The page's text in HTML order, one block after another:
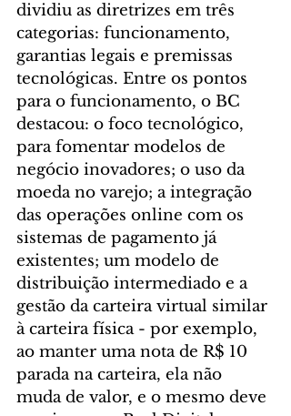
dividiu as diretrizes em três
categorias: funcionamento,
garantias legais e premissas
tecnológicas. Entre os pontos
para o funcionamento, o BC
destacou: o foco tecnológico,
para fomentar modelos de
negócio inovadores; o uso da
moeda no varejo; a integração
das operações online com os
sistemas de pagamento já
existentes; um modelo de
distribuição intermediado e a
gestão da carteira virtual similar
à carteira física - por exemplo,
ao manter uma nota de R$ 10
parada na carteira, ela não
muda de valor, e o mesmo deve